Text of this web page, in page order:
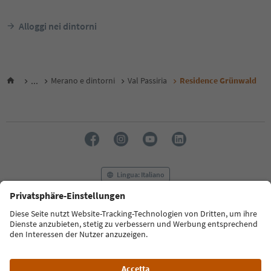
Alloggi nei dintorni
... Merano e dintorni Val Passiria Residence Grünwald
Lingua: Italiano
FAQ Contatti Press MICE
Privacy Policy
Termini e condizioni
Crediti
Cookie Policy
Alto Adige B2B